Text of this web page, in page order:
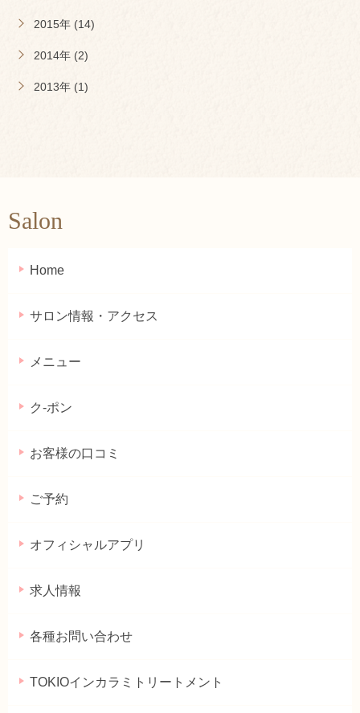
2015年 (14)
2014年 (2)
2013年 (1)
Salon
Home
サロン情報・アクセス
メニュー
ク-ポン
お客様の口コミ
ご予約
オフィシャルアプリ
求人情報
各種お問い合わせ
TOKIOインカラミトリートメント